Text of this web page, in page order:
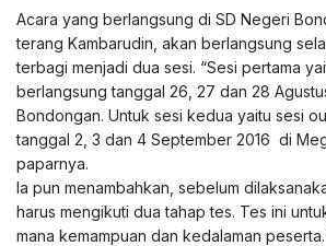
Acara yang berlangsung di SD Negeri
terang Kambarudin, akan berlangsung
terbagi menjadi dua sesi. “Sesi pertama
berlangsung tanggal 26, 27 dan 28
Bondongan. Untuk sesi kedua yaitu sesi
tanggal 2, 3 dan 4 September 2016 di
paparnya.
Ia pun menambahkan, sebelum
harus mengikuti dua tahap tes. Tes ini
mana kemampuan dan kedalaman